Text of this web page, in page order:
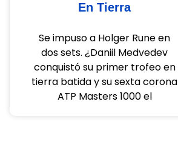
En Tierra
Se impuso a Holger Rune en
dos sets. ¿Daniil Medvedev
conquistó su primer trofeo en
tierra batida y su sexta corona
ATP Masters 1000 el